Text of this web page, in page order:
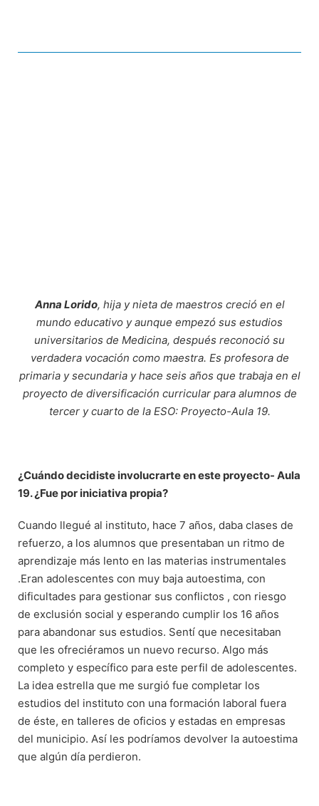
Anna Lorido, hija y nieta de maestros creció en el
mundo educativo y aunque empezó sus estudios
universitarios de Medicina, después reconoció su
verdadera vocación como maestra. Es profesora de
primaria y secundaria y hace seis años que trabaja en el
proyecto de diversificación curricular para alumnos de
tercer y cuarto de la ESO: Proyecto-Aula 19.
¿Cuándo decidiste involucrarte en este proyecto- Aula
19. ¿Fue por iniciativa propia?
Cuando llegué al instituto, hace 7 años, daba clases de
refuerzo, a los alumnos que presentaban un ritmo de
aprendizaje más lento en las materias instrumentales
.Eran adolescentes con muy baja autoestima, con
dificultades para gestionar sus conflictos , con riesgo
de exclusión social y esperando cumplir los 16 años
para abandonar sus estudios. Sentí que necesitaban
que les ofreciéramos un nuevo recurso. Algo más
completo y específico para este perfil de adolescentes.
La idea estrella que me surgió fue completar los
estudios del instituto con una formación laboral fuera
de éste, en talleres de oficios y estadas en empresas
del municipio. Así les podríamos devolver la autoestima
que algún día perdieron.